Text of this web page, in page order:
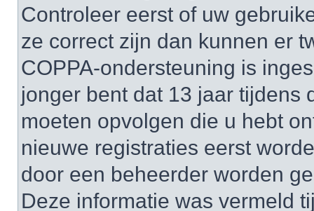
Controleer eerst of uw
ze correct zijn dan kunnen er
COPPA-ondersteuning is
jonger bent dat 13 jaar tijdens
moeten opvolgen die u hebt
nieuwe registraties eerst
door een beheerder worden
Deze informatie was vermeld